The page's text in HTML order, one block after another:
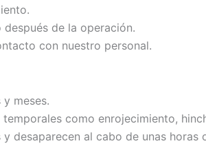
de la operación.
con nuestro personal.
meses.
como enrojecimiento,
desaparecen al cabo de unas horas